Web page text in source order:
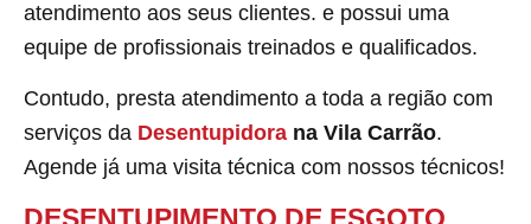
atendimento aos seus clientes. e possui uma
equipe de profissionais treinados e qualificados.
Contudo, presta atendimento a toda a região com
serviços da Desentupidora na Vila Carrão.
Agende já uma visita técnica com nossos técnicos!